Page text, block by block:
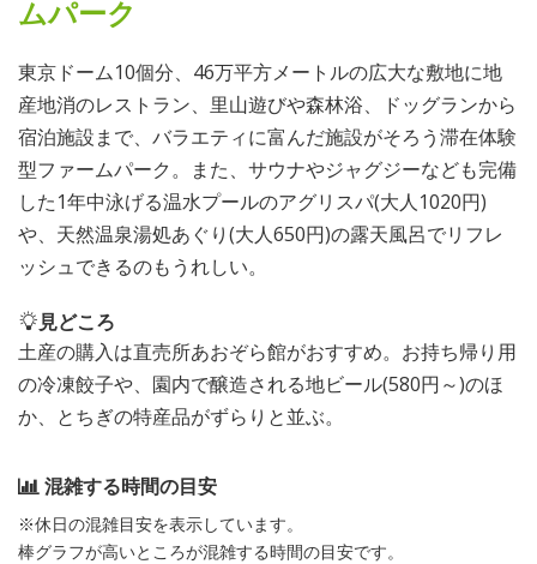
ムパーク
東京ドーム10個分、46万平方メートルの広大な敷地に地
産地消のレストラン、里山遊びや森林浴、ドッグランから
宿泊施設まで、バラエティに富んだ施設がそろう滞在体験
型ファームパーク。また、サウナやジャグジーなども完備
した1年中泳げる温水プールのアグリスパ(大人1020円)
や、天然温泉湯処あぐり(大人650円)の露天風呂でリフレ
ッシュできるのもうれしい。
見どころ
土産の購入は直売所あおぞら館がおすすめ。お持ち帰り用
の冷凍餃子や、園内で醸造される地ビール(580円～)のほ
か、とちぎの特産品がずらりと並ぶ。
混雑する時間の目安
※休日の混雑目安を表示しています。
棒グラフが高いところが混雑する時間の目安です。